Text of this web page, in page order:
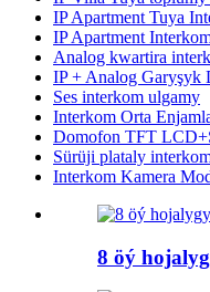
IP Apartment Tuya
IP Apartment
Analog kwartira
IP + Analog
Ses interkom ulgamy
Interkom Orta
Domofon TFT
Sürüji plataly
Interkom Kamera
8 öý